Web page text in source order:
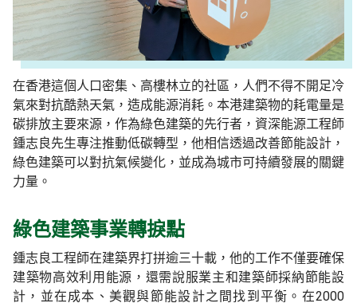
在香港這個人口密集、高樓林立的社區，人們不得不開足冷
氣來對抗酷熱天氣，造成能源消耗。本港建築物的耗電量是
碳排放主要來源，作為綠色建築的先行者，資深能源工程師
鍾志良先生專注推動低碳轉型，他相信透過改善節能設計，
綠色建築可以對抗氣候變化，並成為城市可持續發展的關鍵
力量。
綠色建築事業轉捩點
鍾志良工程師在建築界打拼逾三十載，他的工作不僅要確保
建築物高效利用能源，還需說服業主和建築師採納節能設
計，並在成本、美觀與節能設計之間找到平衡。在2000